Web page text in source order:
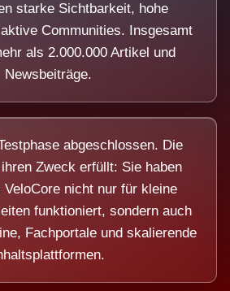
starke Sichtbarkeit, hohe
Communities. Insgesamt
als 2.000.000 Artikel und
Newsbeiträge.
abgeschlossen. Die
Zweck erfüllt: Sie haben
nicht nur für kleine
funktioniert, sondern auch
Fachportale und skalierende